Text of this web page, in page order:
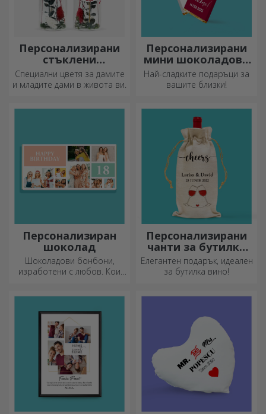
Персонализирани
стъклени
орнаменти с
консервирани
цветя
Специални цветя за дамите
и младите дами в живота ви.
Персонализирани
мини шоколадови
барове
Най-сладките подаръци за
вашите близки!
Персонализиран
шоколад
Шоколадови бонбони,
изработени с любов. Кои
Персонализирани
чанти за бутилки
вино
Елегантен подарък, идеален
за бутилка вино!